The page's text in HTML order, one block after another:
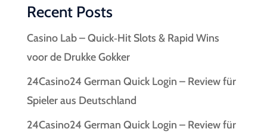
Recent Posts
Casino Lab – Quick‑Hit Slots & Rapid Wins
voor de Drukke Gokker
24Casino24 German Quick Login – Review für
Spieler aus Deutschland
24Casino24 German Quick Login – Review für